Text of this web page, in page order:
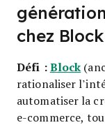
chez Block
Défi :Block
rationaliser
automatiser la
e-commerce,